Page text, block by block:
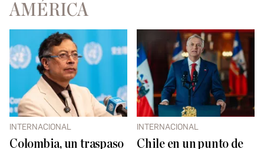
AMÉRICA
INTERNACIONAL
Colombia, un traspaso
INTERNACIONAL
Chile en un punto de